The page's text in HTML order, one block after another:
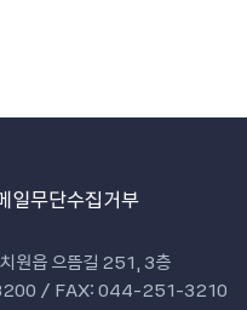
일무단수집거부
원읍 으뜸길 251, 3층
/ FAX: 044-251-3210